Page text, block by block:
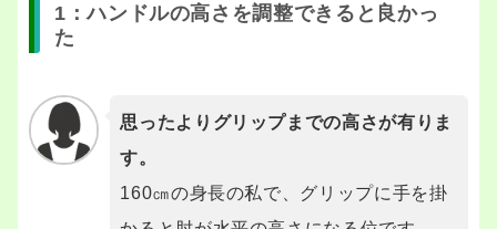
1：ハンドルの高さを調整できると良かっ
た
思ったよりグリップまでの高さが有りま
す。
160㎝の身長の私で、グリップに手を掛